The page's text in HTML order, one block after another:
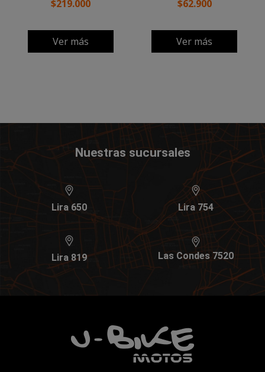
$219.000
Ver más
$62.900
Ver más
Nuestras sucursales
Lira 650 Lira 754
Lira 819 Las Condes 7520